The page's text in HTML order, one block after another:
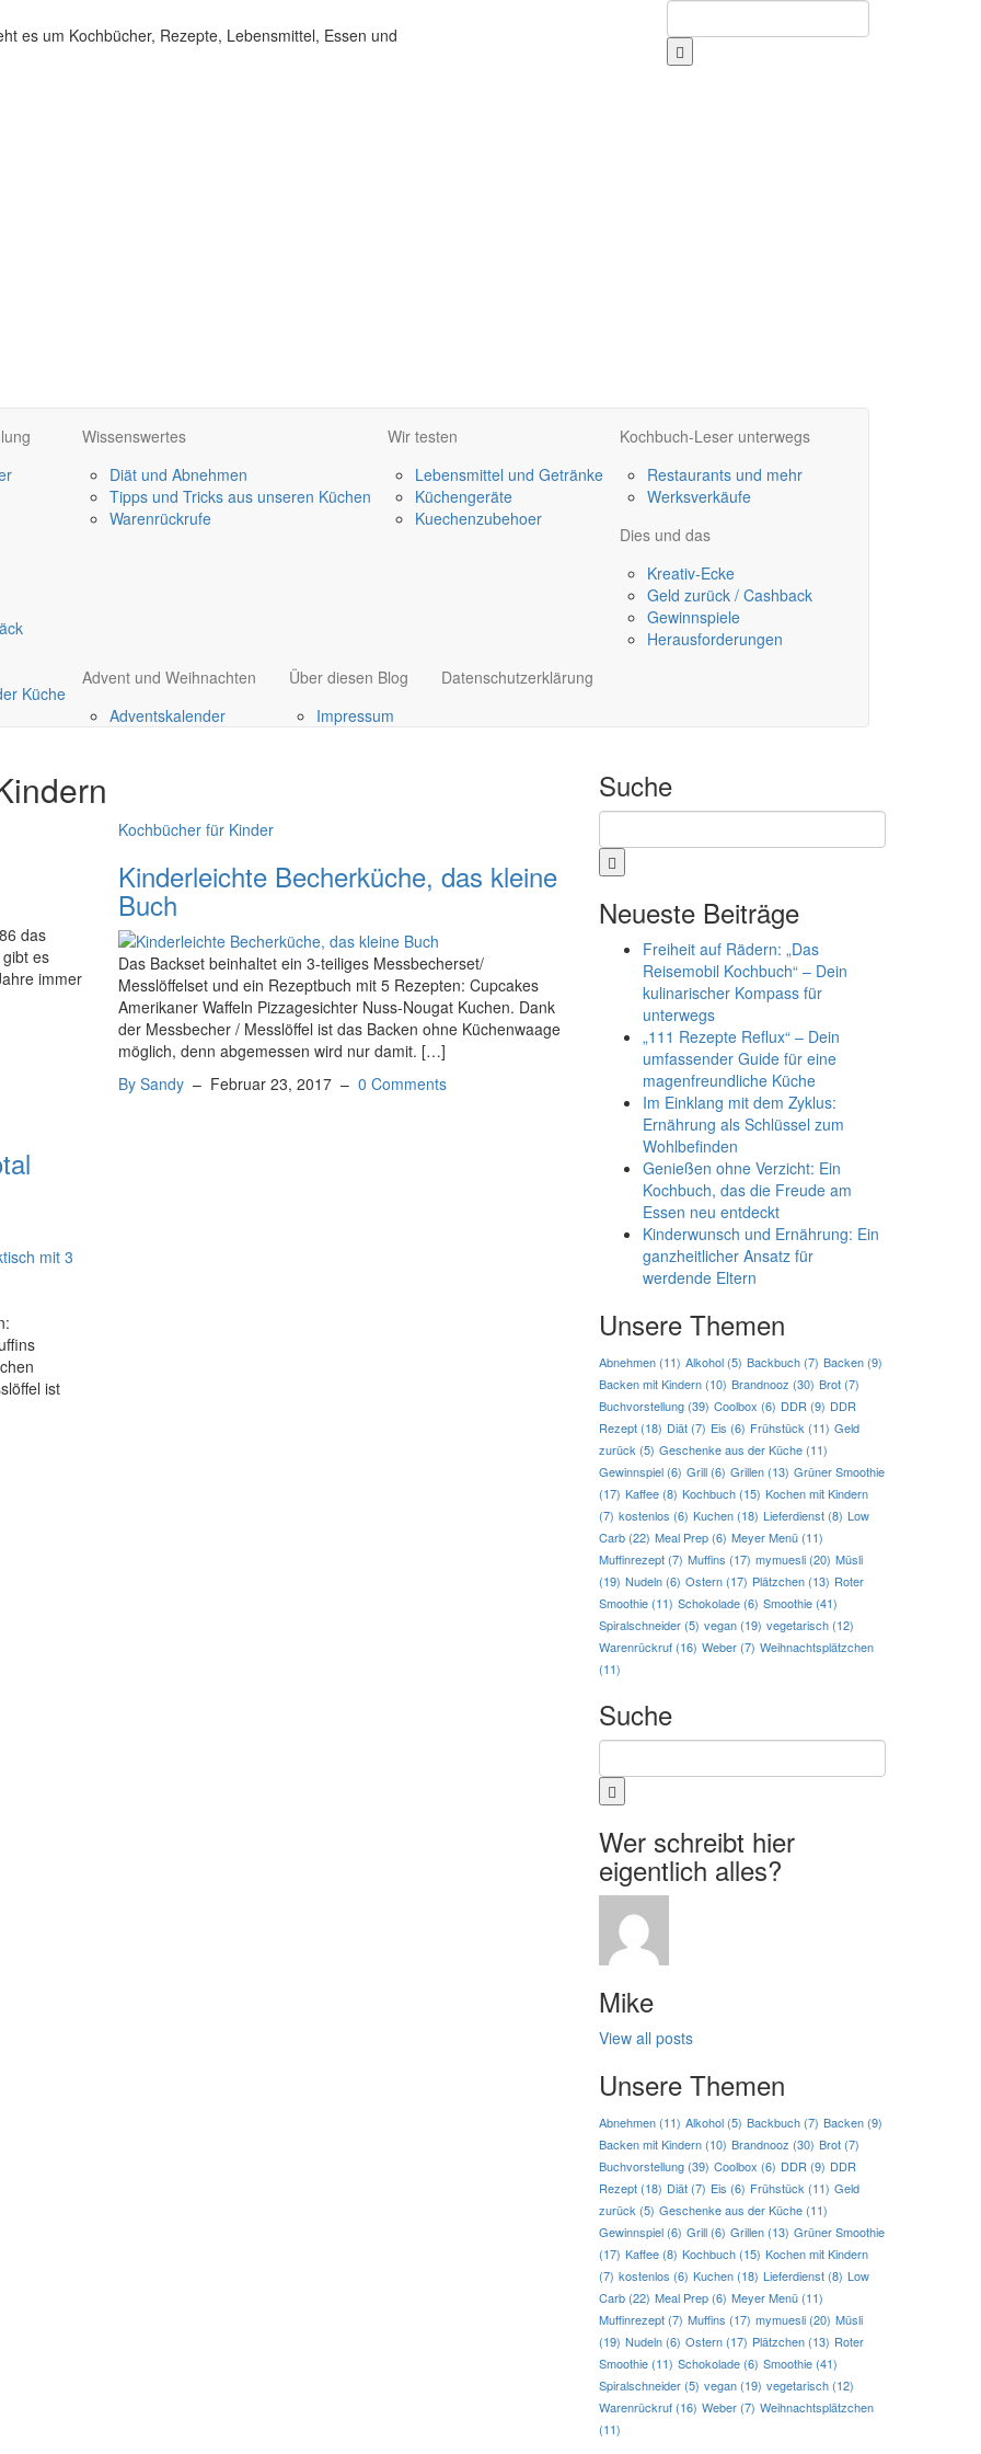
es um Kochbücher, Rezepte, Lebensmittel, Essen und
Küche
Wissenswertes
Diät und Abnehmen
Tipps und Tricks aus unseren Küchen
Warenrückrufe
Wir testen
Lebensmittel und Getränke
Küchengeräte
Kuechenzubehoer
Kochbuch-Leser unterwegs
Restaurants und mehr
Werksverkäufe
Dies und das
Kreativ-Ecke
Geld zurück / Cashback
Gewinnspiele
Herausforderungen
Advent und Weihnachten
Adventskalender
Über diesen Blog
Impressum
Datenschutzerklärung
das
es
immer
Kochbücher für Kinder
Kinderleichte Becherküche, das kleine
Buch
Das Backset beinhaltet ein 3-teiliges Messbecherset/
Messlöffelset und ein Rezeptbuch mit 5 Rezepten: Cupcakes
Amerikaner Waffeln Pizzagesichter Nuss-Nougat Kuchen. Dank
der Messbecher / Messlöffel ist das Backen ohne Küchenwaage
möglich, denn abgemessen wird nur damit. […]
By Sandy – Februar 23, 2017 – 0 Comments
ist
Suche
Neueste Beiträge
Freiheit auf Rädern: „Das
Reisemobil Kochbuch“ – Dein
kulinarischer Kompass für
unterwegs
„111 Rezepte Reflux“ – Dein
umfassender Guide für eine
magenfreundliche Küche
Im Einklang mit dem Zyklus:
Ernährung als Schlüssel zum
Wohlbefinden
Genießen ohne Verzicht: Ein
Kochbuch, das die Freude am
Essen neu entdeckt
Kinderwunsch und Ernährung: Ein
ganzheitlicher Ansatz für
werdende Eltern
Unsere Themen
Abnehmen(11) Alkohol(5) Backbuch(7) Backen(9)
Backen mit Kindern(10) Brandnooz (30) Brot(7)
Buchvorstellung(39) Coolbox (6) DDR(9) DDR
Rezept(18) Diät(7) Eis (6) Frühstück(11) Geld
zurück(5) Geschenke aus der Küche(11)
Gewinnspiel(6) Grill(6) Grillen(13) Grüner Smoothie
(17) Kaffee(8) Kochbuch(15) Kochen mit Kindern
(7) kostenlos (6) Kuchen(18) Lieferdienst(8) Low
Carb(22) Meal Prep(6) Meyer Menü(11)
Muffinrezept(7) Muffins (17) mymuesli(20) Müsli
(19) Nudeln(6) Ostern(17) Plätzchen(13) Roter
Smoothie(11) Schokolade(6) Smoothie(41)
Spiralschneider(5) vegan(19) vegetarisch(12)
Warenrückruf(16) Weber(7) Weihnachtsplätzchen
(11)
Suche
Wer schreibt hier
eigentlich alles?
Mike
View all posts
Unsere Themen
Abnehmen(11) Alkohol(5) Backbuch(7) Backen(9)
Backen mit Kindern(10) Brandnooz (30) Brot(7)
Buchvorstellung(39) Coolbox (6) DDR(9) DDR
Rezept(18) Diät(7) Eis (6) Frühstück(11) Geld
zurück(5) Geschenke aus der Küche(11)
Gewinnspiel(6) Grill(6) Grillen(13) Grüner Smoothie
(17) Kaffee(8) Kochbuch(15) Kochen mit Kindern
(7) kostenlos (6) Kuchen(18) Lieferdienst(8) Low
Carb(22) Meal Prep(6) Meyer Menü(11)
Muffinrezept(7) Muffins (17) mymuesli(20) Müsli
(19) Nudeln(6) Ostern(17) Plätzchen(13) Roter
Smoothie(11) Schokolade(6) Smoothie(41)
Spiralschneider(5) vegan(19) vegetarisch(12)
Warenrückruf(16) Weber(7) Weihnachtsplätzchen
(11)